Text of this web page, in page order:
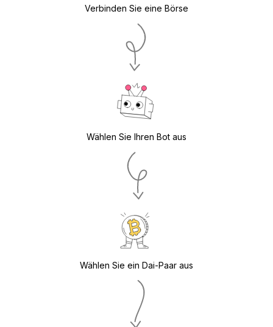
Verbinden Sie eine Börse
Wählen Sie Ihren Bot aus
Wählen Sie ein Dai-Paar aus